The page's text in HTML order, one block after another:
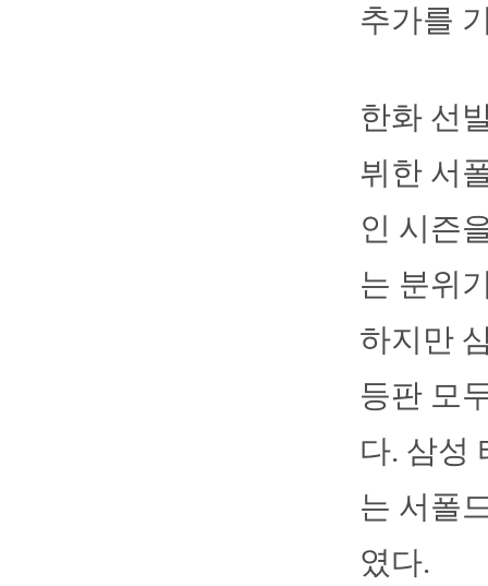
추가를
한화 선
뷔한 서
인 시즌
는 분위
하지만
등판 모
다. 삼성
는 서폴
였다.